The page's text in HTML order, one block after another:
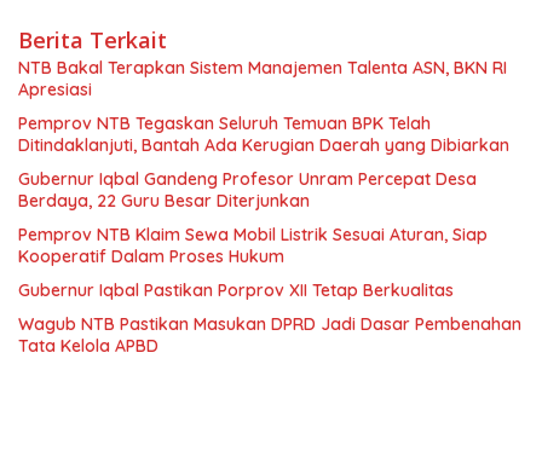
Berita Terkait
NTB Bakal Terapkan Sistem Manajemen Talenta ASN, BKN RI
Apresiasi
Pemprov NTB Tegaskan Seluruh Temuan BPK Telah
Ditindaklanjuti, Bantah Ada Kerugian Daerah yang Dibiarkan
Gubernur Iqbal Gandeng Profesor Unram Percepat Desa
Berdaya, 22 Guru Besar Diterjunkan
Pemprov NTB Klaim Sewa Mobil Listrik Sesuai Aturan, Siap
Kooperatif Dalam Proses Hukum
Gubernur Iqbal Pastikan Porprov XII Tetap Berkualitas
Wagub NTB Pastikan Masukan DPRD Jadi Dasar Pembenahan
Tata Kelola APBD